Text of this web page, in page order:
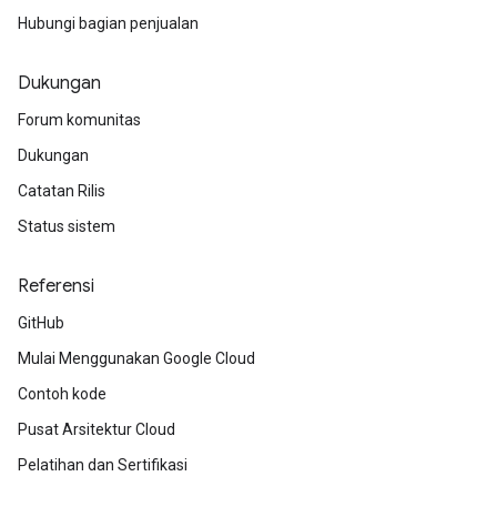
Hubungi bagian penjualan
Dukungan
Forum komunitas
Dukungan
Catatan Rilis
Status sistem
Referensi
GitHub
Mulai Menggunakan Google Cloud
Contoh kode
Pusat Arsitektur Cloud
Pelatihan dan Sertifikasi